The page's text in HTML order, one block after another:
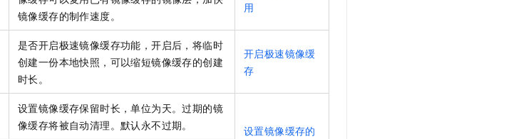
镜像缓存的制作速度。
用
是否开启极速镜像缓存功能，开启后，将临时
创建一份本地快照，可以缩短镜像缓存的创建
时长。
开启极速镜像缓
存
设置镜像缓存保留时长，单位为天。过期的镜
像缓存将被自动清理。默认永不过期。
设置镜像缓存的